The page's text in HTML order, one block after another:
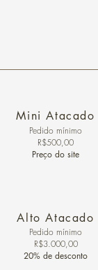
Mini Atacado
Pedido ​mínimo
R$500,00
Preço do site
Alto Atacado
Pedido mínimo
R$3.000,00
20% de desconto